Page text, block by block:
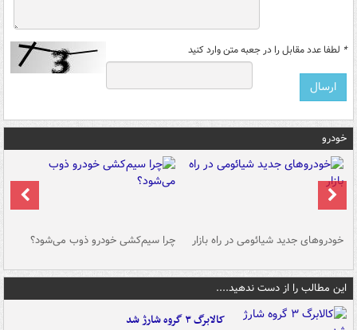
* لطفا عدد مقابل را در جعبه متن وارد کنید
خودرو
خودروهای جدید شیائومی در راه بازار چرا سیم‌کشی خودرو ذوب می‌شود؟
این مطالب را از دست ندهید....
کالابرگ ۳ گروه شارژ شد